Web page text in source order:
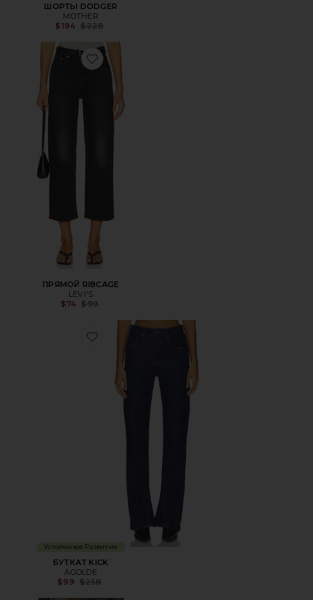
ШОРТЫ DODGER
MOTHER
$194
Previous price:
$228
Favorite ПРЯМОЙ RIBCAGE
ПРЯМОЙ RIBCAGE
LEVI'S
$74
Previous price:
$99
Favorite БУТКАТ KICK
Устойчивое Развитие
БУТКАТ KICK
AGOLDE
$99 Previous price:
$258